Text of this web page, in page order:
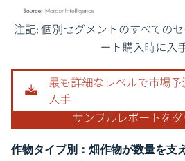
画像 © Mordor Intelligence。再利用にはCC
作物タイプ別：畑作物が数量を支